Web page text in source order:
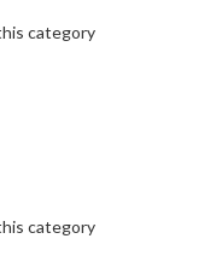
category
category